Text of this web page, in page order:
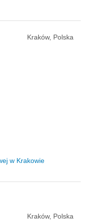
Kraków, Polska
w Krakowie
Kraków, Polska